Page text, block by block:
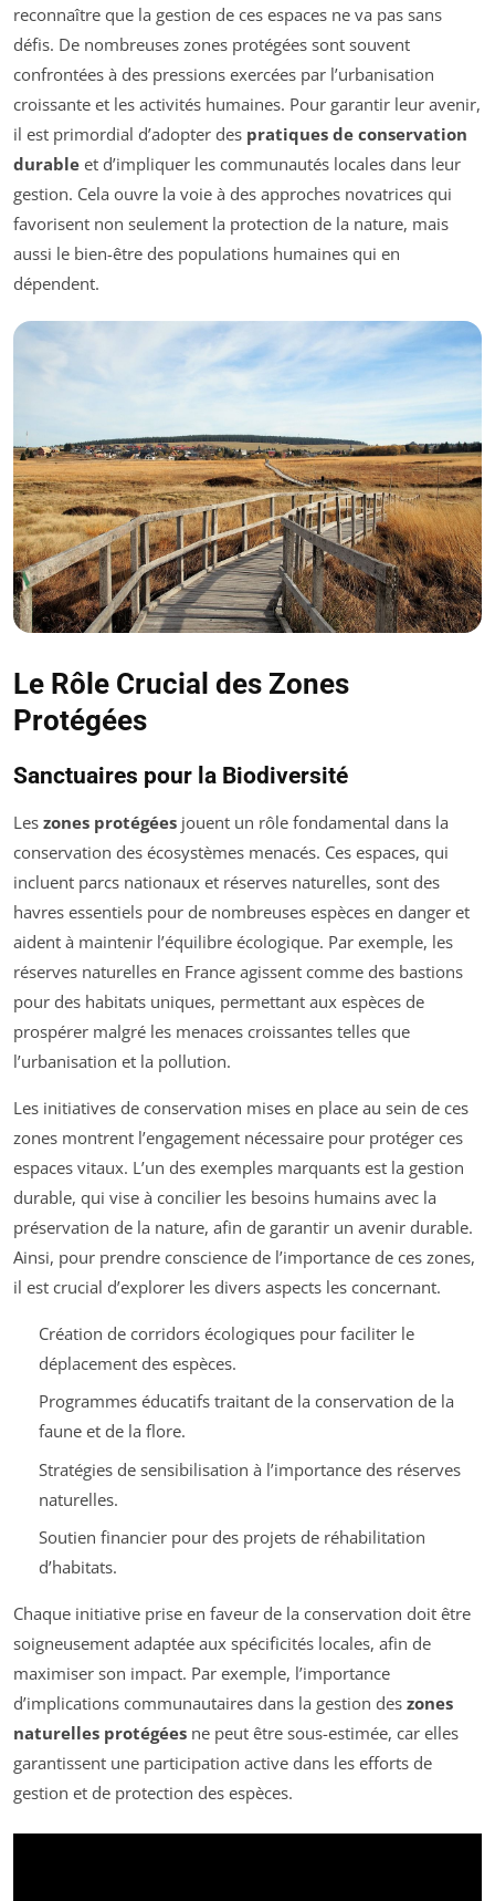
reconnaître que la gestion de ces espaces ne va pas sans
défis. De nombreuses zones protégées sont souvent
confrontées à des pressions exercées par l’urbanisation
croissante et les activités humaines. Pour garantir leur avenir,
il est primordial d’adopter des pratiques de conservation
durable et d’impliquer les communautés locales dans leur
gestion. Cela ouvre la voie à des approches novatrices qui
favorisent non seulement la protection de la nature, mais
aussi le bien-être des populations humaines qui en
dépendent.
Le Rôle Crucial des Zones
Protégées
Sanctuaires pour la Biodiversité
Les zones protégées jouent un rôle fondamental dans la
conservation des écosystèmes menacés. Ces espaces, qui
incluent parcs nationaux et réserves naturelles, sont des
havres essentiels pour de nombreuses espèces en danger et
aident à maintenir l’équilibre écologique. Par exemple, les
réserves naturelles en France agissent comme des bastions
pour des habitats uniques, permettant aux espèces de
prospérer malgré les menaces croissantes telles que
l’urbanisation et la pollution.
Les initiatives de conservation mises en place au sein de ces
zones montrent l’engagement nécessaire pour protéger ces
espaces vitaux. L’un des exemples marquants est la gestion
durable, qui vise à concilier les besoins humains avec la
préservation de la nature, afin de garantir un avenir durable.
Ainsi, pour prendre conscience de l’importance de ces zones,
il est crucial d’explorer les divers aspects les concernant.
Création de corridors écologiques pour faciliter le
déplacement des espèces.
Programmes éducatifs traitant de la conservation de la
faune et de la flore.
Stratégies de sensibilisation à l’importance des réserves
naturelles.
Soutien financier pour des projets de réhabilitation
d’habitats.
Chaque initiative prise en faveur de la conservation doit être
soigneusement adaptée aux spécificités locales, afin de
maximiser son impact. Par exemple, l’importance
d’implications communautaires dans la gestion des zones
naturelles protégées ne peut être sous-estimée, car elles
garantissent une participation active dans les efforts de
gestion et de protection des espèces.